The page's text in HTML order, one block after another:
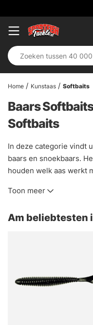
Home Kunstaas Softbaits
Baars
Softbaits
In deze categorie vindt
baars en snoekbaars.
houden welk aas werkt
te vergemakkelijken,
zullen u helpen alles te
Toon meer
Am beliebtesten